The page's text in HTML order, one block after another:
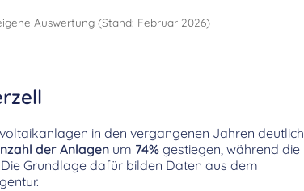
Auswertung (Stand: Februar 2026)
in den vergangenen Jahren deutlich
der Anlagen um 74% gestiegen, während die
Grundlage dafür bilden Daten aus dem